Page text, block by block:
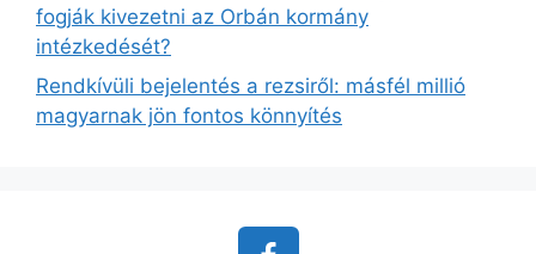
fogják kivezetni az Orbán kormány
intézkedését?
Rendkívüli bejelentés a rezsiről: másfél millió
magyarnak jön fontos könnyítés